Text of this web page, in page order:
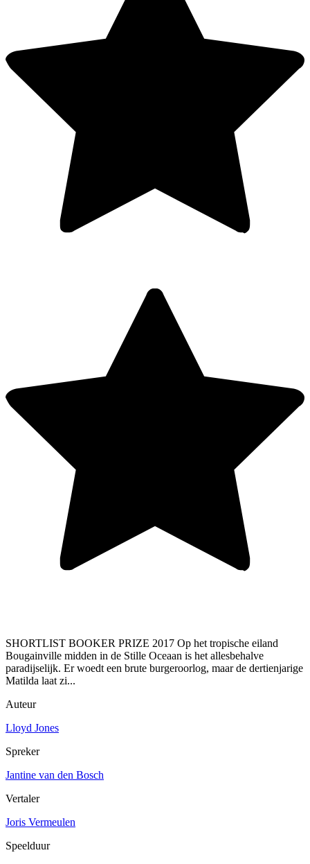
SHORTLIST BOOKER PRIZE 2017 Op het tropische eiland
Bougainville midden in de Stille Oceaan is het allesbehalve
paradijselijk. Er woedt een brute burgeroorlog, maar de dertienjarige
Matilda laat zi...
Auteur
Lloyd Jones
Spreker
Jantine van den Bosch
Vertaler
Joris Vermeulen
Speelduur